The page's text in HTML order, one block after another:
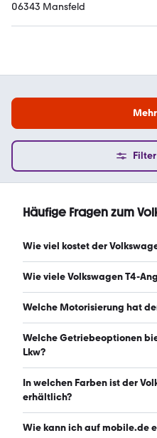
06343 Mansfeld
Häufige Fragen zum
Wie viel kostet der
Ein guter Preis für einen
Wie viele Volkswagen T4-
Es gibt insgesamt 23
Welche Motorisierung hat
Der Volkswagen T4 Lkw hat
102 PS. (Stand: 9.8.2026)
Welche Getriebeoptionen
Lkw?
Der Volkswagen T4 Lkw ist
automatischem Getriebe
In welchen Farben ist der
erhältlich?
Den Volkswagen T4 Lkw
Wie kann ich auf mobile.de